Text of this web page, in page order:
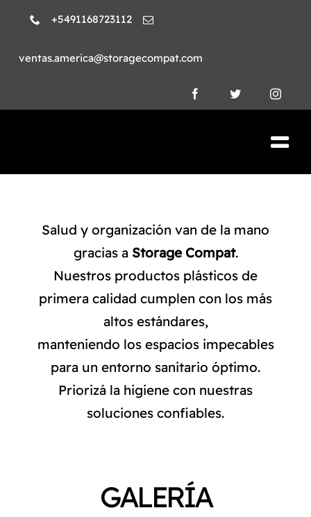
content
+5491168723112
ventas.america@storagecompat.com
NOSOTROS
AMBIENTE
NORMAS ISO
CATÁLOGO
Salud y organización van de la mano
gracias a Storage Compat.
Nuestros productos plásticos de
primera calidad cumplen con los más
altos estándares,
manteniendo los espacios impecables
para un entorno sanitario óptimo.
Priorizá la higiene con nuestras
soluciones confiables.
GALERÍA